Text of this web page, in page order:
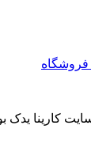
فروشگاه
کارینا یدک